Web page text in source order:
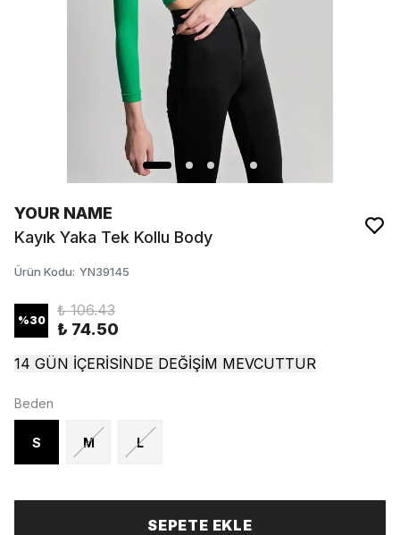
YOUR NAME
Kayık Yaka Tek Kollu Body
Ürün Kodu: YN39145
%30
₺ 106.43
₺ 74.50
14 GÜN İÇERİSİNDE DEĞİŞİM MEVCUTTUR
Beden
S M L
SEPETE EKLE